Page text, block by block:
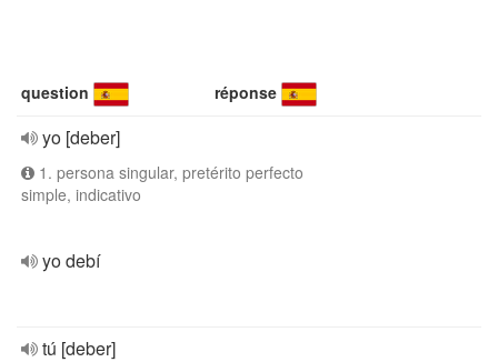
question réponse
yo [deber]
1. persona singular, pretérito perfecto
simple, indicativo
yo debí
tú [deber]